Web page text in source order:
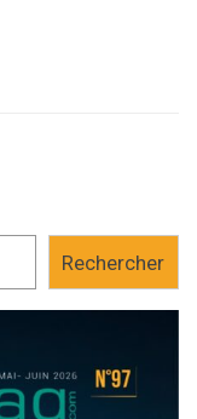
Rechercher